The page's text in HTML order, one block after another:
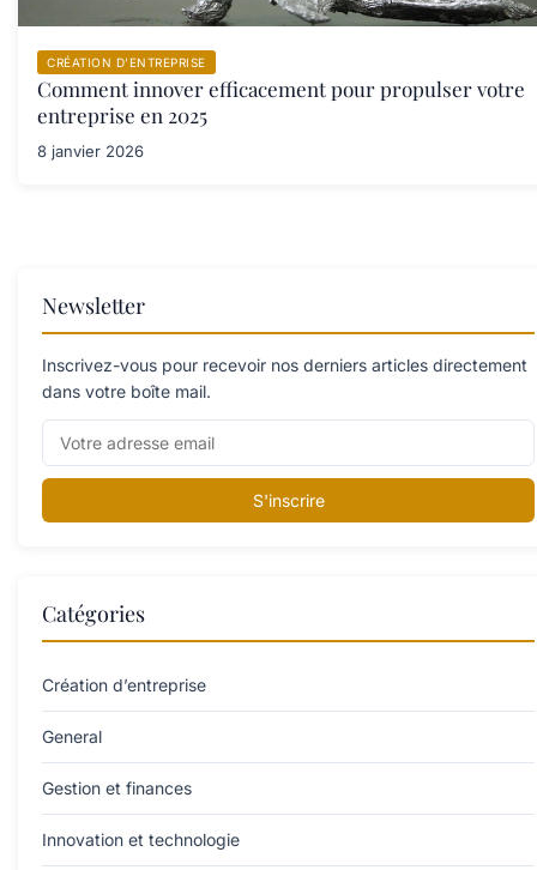
CRÉATION D’ENTREPRISE
Comment innover efficacement pour propulser votre
entreprise en 2025
8 janvier 2026
Newsletter
Inscrivez-vous pour recevoir nos derniers articles directement
dans votre boîte mail.
S'inscrire
Catégories
Création d’entreprise
General
Gestion et finances
Innovation et technologie